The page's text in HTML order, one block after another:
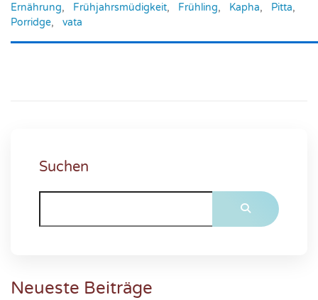
Ernährung, Frühjahrsmüdigkeit, Frühling, Kapha, Pitta,
Porridge, vata
Suchen
Neueste Beiträge